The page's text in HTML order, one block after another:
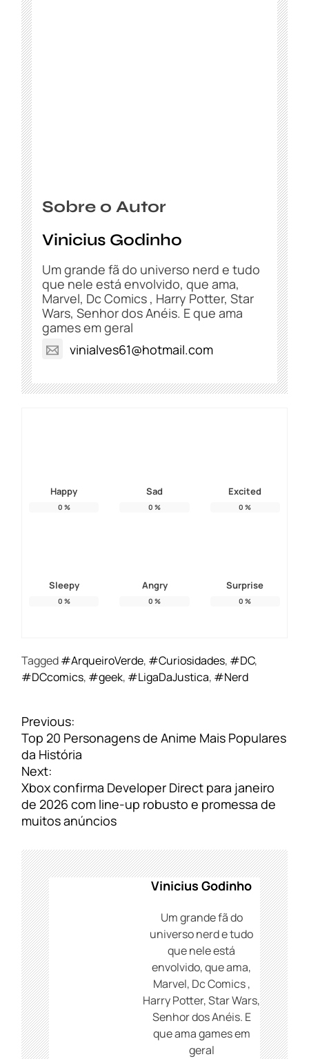
Sobre o Autor
Vinicius Godinho
Um grande fã do universo nerd e tudo
que nele está envolvido, que ama,
Marvel, Dc Comics , Harry Potter, Star
Wars, Senhor dos Anéis. E que ama
games em geral
vinialves61@hotmail.com
Happy
0 %
Sad
0 %
Excited
0 %
Sleepy
0 %
Angry
0 %
Surprise
0 %
Tagged#ArqueiroVerde, #Curiosidades, #DC,
#DCcomics, #geek, #LigaDaJustica, #Nerd
N
a
v
e
g
a
ç
o
d
e
P
o
s
t
Previous:
Top 20 Personagens de Anime Mais Populares
da História
Next:
Xbox confirma Developer Direct para janeiro
de 2026 com line-up robusto e promessa de
muitos anúncios
Vinicius Godinho
Um grande fã do
universo nerd e tudo
que nele está
envolvido, que ama,
Marvel, Dc Comics ,
Harry Potter, Star Wars,
Senhor dos Anéis. E
que ama games em
geral